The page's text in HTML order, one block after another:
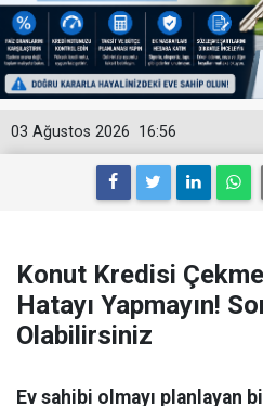
16:56
03 Ağustos 2026
Konut Kredisi
Hatayı Yapmayın!
Olabilirsiniz
Ev sahibi olmayı planlayan